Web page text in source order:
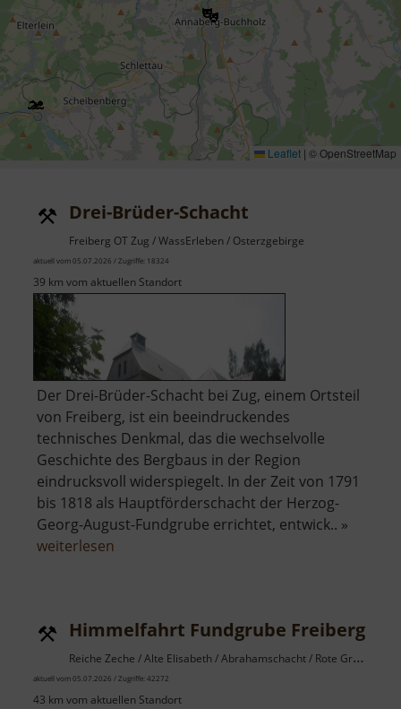
Leaflet | © OpenStreetMap
Drei-Brüder-Schacht
Freiberg OT Zug / WassErleben / Osterzgebirge
aktuell vom 05.07.2026 / Zugriffe: 18324
39 km vom aktuellen Standort
Der Drei-Brüder-Schacht bei Zug, einem Ortsteil
von Freiberg, ist ein beeindruckendes
technisches Denkmal, das die wechselvolle
Geschichte des Bergbaus in der Region
eindrucksvoll widerspiegelt. In der Zeit von 1791
bis 1818 als Hauptförderschacht der Herzog-
Georg-August-Fundgrube errichtet, entwick.. »
weiterlesen
Himmelfahrt Fundgrube Freiberg
Reiche Zeche / Alte Elisabeth / Abrahamschacht / Rote Grube / Osterzgebirge
aktuell vom 05.07.2026 / Zugriffe: 42272
43 km vom aktuellen Standort